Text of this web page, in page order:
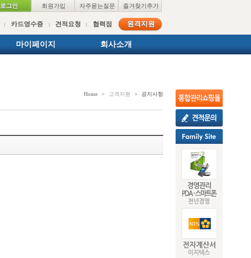
로그인 회원가입 자주묻는질문 즐겨찾기추가
카드영수증 견적요청 협력점 원격지원
마이페이지 회사소개
Home > 고객지원 > 공지사항